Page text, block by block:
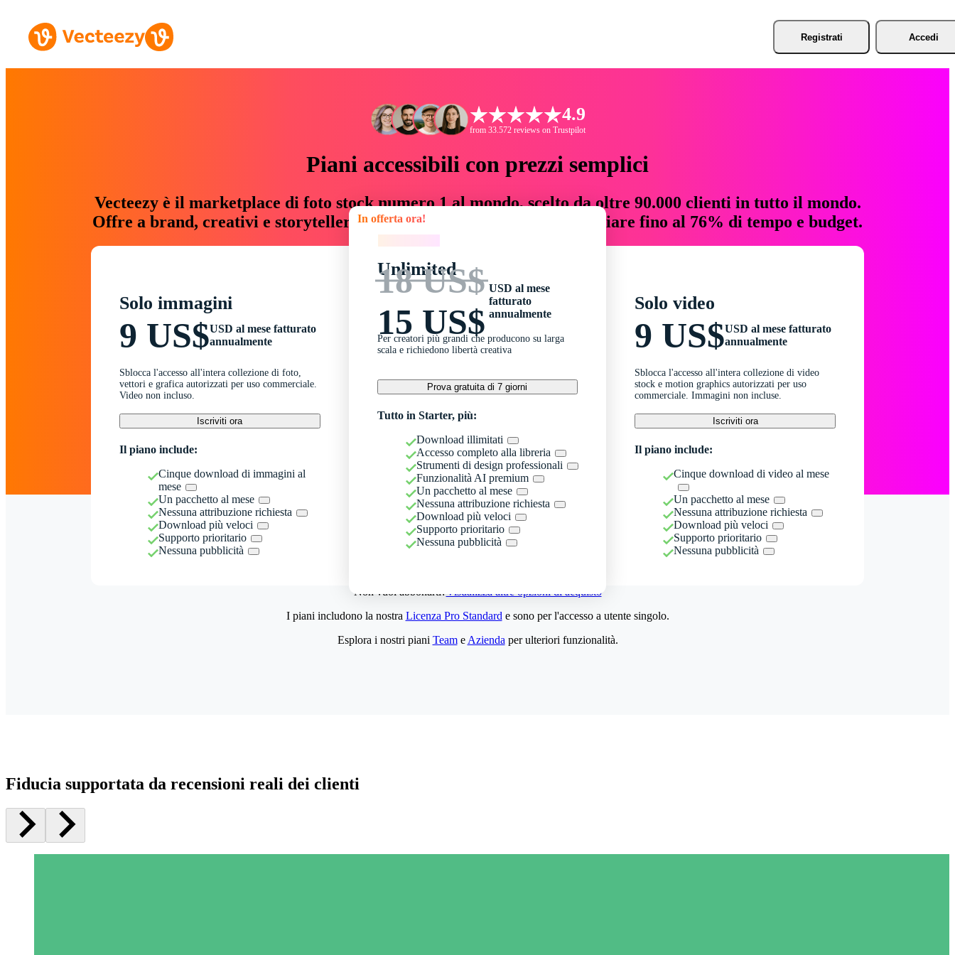
Registrati Accedi
4.9
from 33.572 reviews on Trustpilot
Piani accessibili con prezzi semplici
Vecteezy è il marketplace di foto stock numero 1 al mondo, scelto da oltre 90.000 clienti in tutto il mondo.
Offre a brand, creativi e storyteller risorse creative che fanno risparmiare fino al 76% di tempo e budget.
Solo immagini
9 US$USD al mese fatturato
annualmente
Sblocca l'accesso all'intera collezione di foto,
vettori e grafica autorizzati per uso commerciale.
Video non incluso.
Iscriviti ora
Il piano include:
Cinque download di immagini al
mese
Un pacchetto al mese
Nessuna attribuzione richiesta
Download più veloci
Supporto prioritario
Nessuna pubblicità
In offerta ora!
Unlimited
18 US$
15 US$
USD al mese
fatturato
annualmente
Per creatori più grandi che producono su larga
scala e richiedono libertà creativa
Prova gratuita di 7 giorni
Tutto in Starter, più:
Download illimitati
Accesso completo alla libreria
Strumenti di design professionali
Funzionalità AI premium
Un pacchetto al mese
Nessuna attribuzione richiesta
Download più veloci
Supporto prioritario
Nessuna pubblicità
Solo video
9 US$USD al mese fatturato
annualmente
Sblocca l'accesso all'intera collezione di video
stock e motion graphics autorizzati per uso
commerciale. Immagini non incluse.
Iscriviti ora
Il piano include:
Cinque download di video al mese
Un pacchetto al mese
Nessuna attribuzione richiesta
Download più veloci
Supporto prioritario
Nessuna pubblicità
Non vuoi abbonarti?Visualizza altre opzioni di acquisto
I piani includono la nostra Licenza Pro Standard e sono per l'accesso a utente singolo.
Esplora i nostri piani Teame Azienda per ulteriori funzionalità.
Fiducia supportata da recensioni reali dei clienti